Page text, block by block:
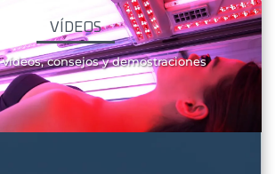
VÍDEOS
consejos y demostraciones